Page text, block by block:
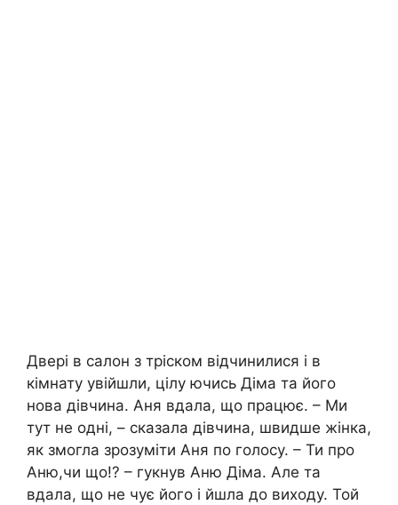
Двері в салон з тріском відчинилися і в
кімнату увійшли, цілу ючись Діма та його
нова дівчина. Аня вдала, що працює. – Ми
тут не одні, – сказала дівчина, швидше жінка,
як змогла зрозуміти Аня по голосу. – Ти про
Аню,чи що!? – гукнув Аню Діма. Але та
вдала, що не чує його і йшла до виходу. Той